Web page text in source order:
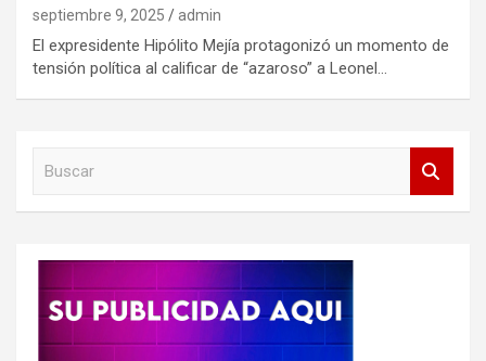
septiembre 9, 2025 admin
El expresidente Hipólito Mejía protagonizó un momento de
tensión política al calificar de “azaroso” a Leonel…